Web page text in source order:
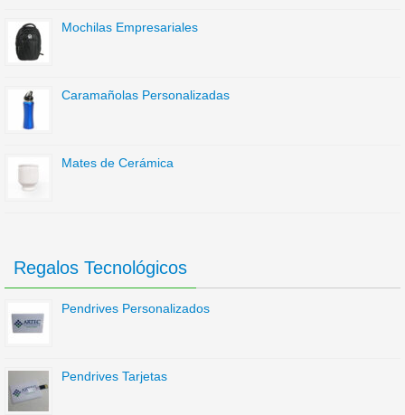
Mochilas Empresariales
Caramañolas Personalizadas
Mates de Cerámica
Regalos Tecnológicos
Pendrives Personalizados
Pendrives Tarjetas